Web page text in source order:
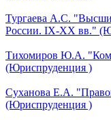
Тургаева А.С.
России. IХ-ХХ вв."
Тихомиров Ю.А.
(Юриспруденция )
Суханова Е.А.
(Юриспруденция )